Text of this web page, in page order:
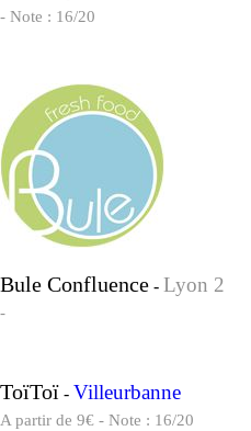
- Note : 16/20
Bule Confluence - Lyon 2
-
ToïToï - Villeurbanne
A partir de 9€ - Note : 16/20